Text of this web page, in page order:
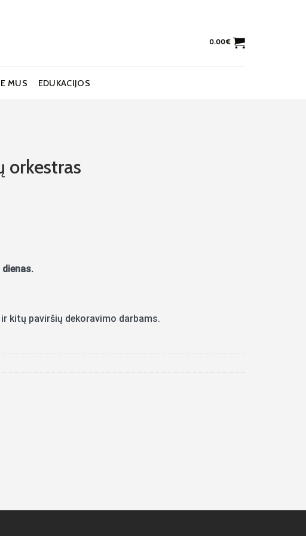
0.00€
MUS EDUKACIJOS
orkestras
kitų paviršių dekoravimo darbams.